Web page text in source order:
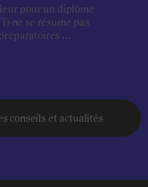
pour un diplôme
ne se résume pas
...
conseils et actualités